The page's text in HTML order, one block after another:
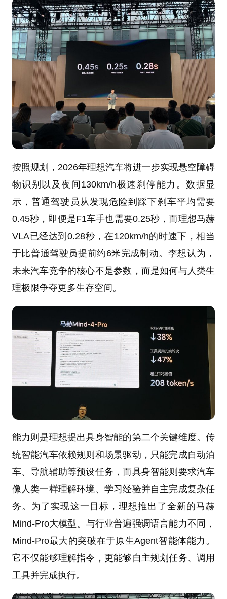
按照规划，2026年理想汽车将进一步实现悬空障碍
物识别以及夜间130km/h极速刹停能力。数据显
示，普通驾驶员从发现危险到踩下刹车平均需要
0.45秒，即便是F1车手也需要0.25秒，而理想马赫
VLA已经达到0.28秒，在120km/h的时速下，相当
于比普通驾驶员提前约6米完成制动。李想认为，
未来汽车竞争的核心不是参数，而是如何与人类生
理极限争夺更多生存空间。
能力则是理想提出具身智能的第二个关键维度。传
统智能汽车依赖规则和场景驱动，只能完成自动泊
车、导航辅助等预设任务，而具身智能则要求汽车
像人类一样理解环境、学习经验并自主完成复杂任
务。为了实现这一目标，理想推出了全新的马赫
Mind-Pro大模型。与行业普遍强调语言能力不同，
Mind-Pro最大的突破在于原生Agent智能体能力。
它不仅能够理解指令，更能够自主规划任务、调用
工具并完成执行。